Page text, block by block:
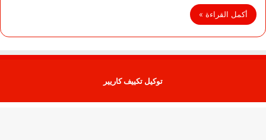
أكمل القراءة »
توكيل تكييف كاريير